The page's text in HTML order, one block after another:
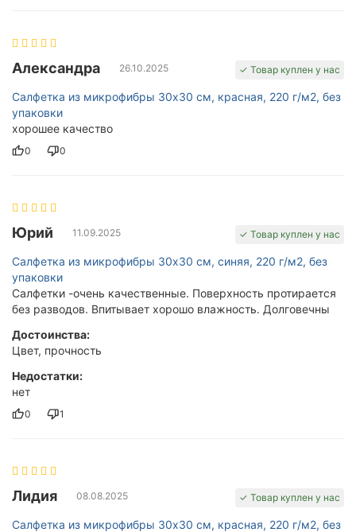
Александра 26.10.2025 ✓ Товар куплен у нас
Салфетка из микрофибры 30x30 см, красная, 220 г/м2, без
упаковки
хорошее качество
0 0
Юрий 11.09.2025 ✓ Товар куплен у нас
Салфетка из микрофибры 30x30 см, синяя, 220 г/м2, без
упаковки
Салфетки -очень качественные. Поверхность протирается
без разводов. Впитывает хорошо влажность. Долговечны
Достоинства:
Цвет, прочность
Недостатки:
нет
0 1
Лидия 08.08.2025 ✓ Товар куплен у нас
Салфетка из микрофибры 30x30 см, красная, 220 г/м2, без